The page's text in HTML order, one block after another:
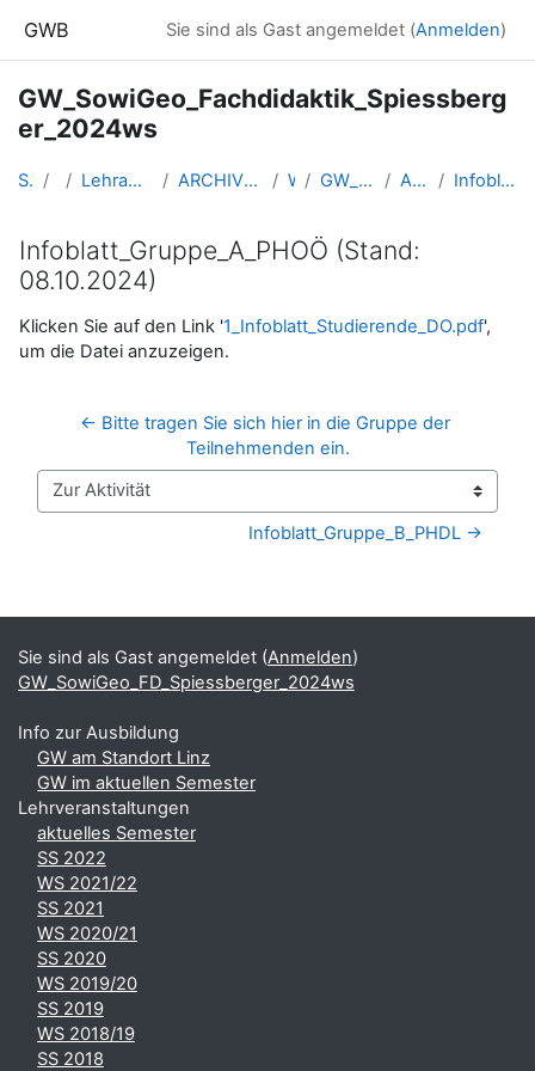
GWB Sie sind als Gast angemeldet (Anmelden)
GW_SowiGeo_Fachdidaktik_Spiessberg
er_2024ws
Startseite Kurse Lehramtsausbildung GW im Cluster Österreich Mitte ARCHIV - Lehrveranstaltungen am Standort Linz - seit 2016 WS 2024/25 GW_SowiGeo_FD_Spiessberger_2024ws Allgemeine Informationen Infoblatt_Gruppe_A_PHOÖ (Stand: 08.10.2024)
Infoblatt_Gruppe_A_PHOÖ (Stand:
08.10.2024)
Abschlussbedingungen
Klicken Sie auf den Link '1_Infoblatt_Studierende_DO.pdf',
um die Datei anzuzeigen.
← Bitte tragen Sie sich hier in die Gruppe der
Teilnehmenden ein.
Zur Aktivität
Infoblatt_Gruppe_B_PHDL →
Ergänzungsblöcke
Sie sind als Gast angemeldet (Anmelden)
GW_SowiGeo_FD_Spiessberger_2024ws
Info zur Ausbildung
GW am Standort Linz
GW im aktuellen Semester
Lehrveranstaltungen
aktuelles Semester
SS 2022
WS 2021/22
SS 2021
WS 2020/21
SS 2020
WS 2019/20
SS 2019
WS 2018/19
SS 2018